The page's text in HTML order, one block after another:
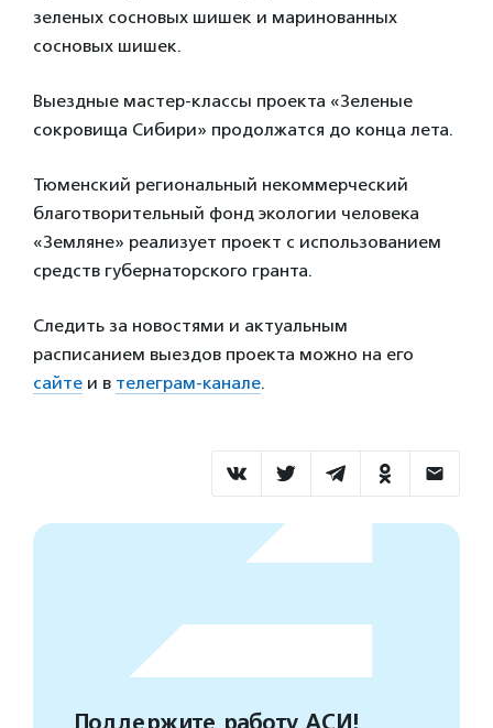
зеленых сосновых шишек и маринованных
сосновых шишек.
Выездные мастер-классы проекта «Зеленые
сокровища Сибири» продолжатся до конца лета.
Тюменский региональный некоммерческий
благотворительный фонд экологии человека
«Земляне» реализует проект с использованием
средств губернаторского гранта.
Следить за новостями и актуальным
расписанием выездов проекта можно на его
сайте и в телеграм-канале.